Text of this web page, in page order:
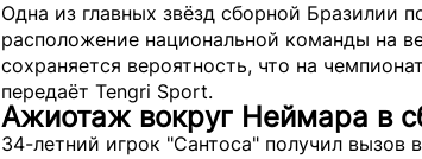
Одна из главных звёзд сборной Бразилии
расположение национальной команды на
сохраняется вероятность, что на
передаёт Tengri Sport.
Ажиотаж вокруг Неймара в
34-летний игрок "Сантоса" получил вызов